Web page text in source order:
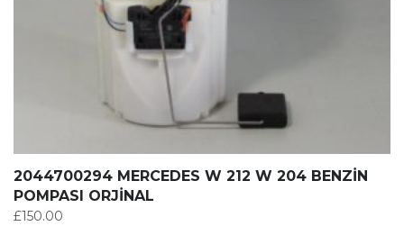
2044700294 MERCEDES W 212 W 204 BENZİN
POMPASI ORJİNAL
£150.00